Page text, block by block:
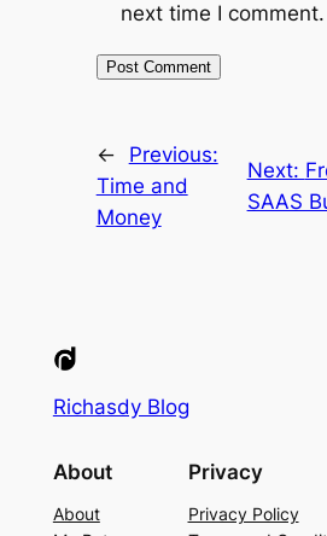
next time I comment.
←
Previous:
Time and
Money
Next:
SAAS
Richasdy Blog
About
About
Privacy
Privacy Policy